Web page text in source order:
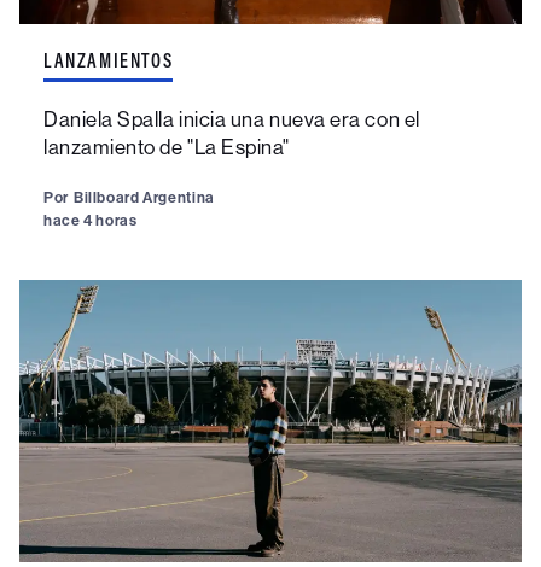
LANZAMIENTOS
Daniela Spalla inicia una nueva era con el
lanzamiento de "La Espina"
Por Billboard Argentina
hace 4 horas